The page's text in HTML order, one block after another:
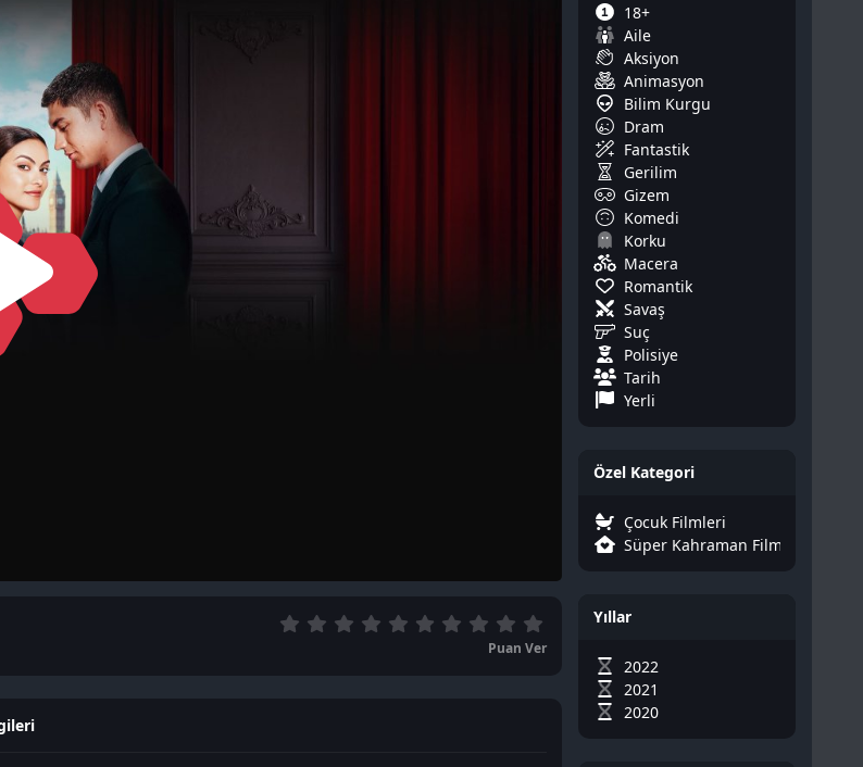
Puan Ver
18+
Aile
Aksiyon
Animasyon
Bilim Kurgu
Dram
Fantastik
Gerilim
Gizem
Komedi
Korku
Macera
Romantik
Savaş
Suç
Polisiye
Tarih
Yerli
Özel Kategori
Çocuk Filmleri
Süper Kahraman Filmleri
Yıllar
2022
2021
2020